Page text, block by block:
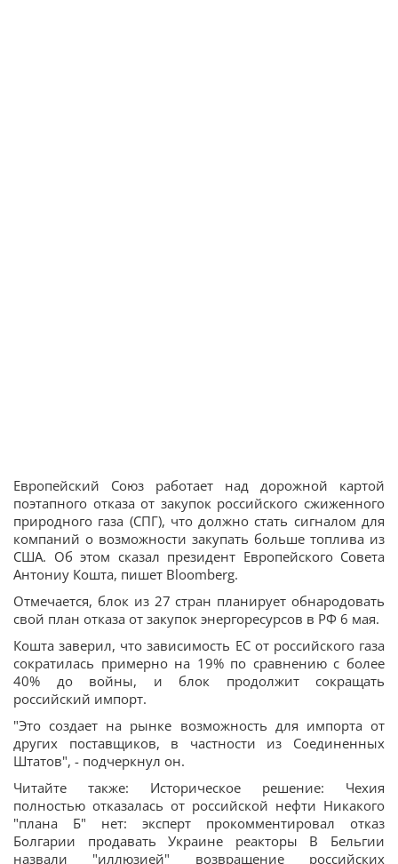
Европейский Союз работает над дорожной картой
поэтапного отказа от закупок российского сжиженного
природного газа (СПГ), что должно стать сигналом для
компаний о возможности закупать больше топлива из
США. Об этом сказал президент Европейского Совета
Антониу Кошта, пишет Bloomberg.
Отмечается, блок из 27 стран планирует обнародовать
свой план отказа от закупок энергоресурсов в РФ 6 мая.
Кошта заверил, что зависимость ЕС от российского газа
сократилась примерно на 19% по сравнению с более
40% до войны, и блок продолжит сокращать
российский импорт.
"Это создает на рынке возможность для импорта от
других поставщиков, в частности из Соединенных
Штатов", - подчеркнул он.
Читайте также: Историческое решение: Чехия
полностью отказалась от российской нефти Никакого
"плана Б" нет: эксперт прокомментировал отказ
Болгарии продавать Украине реакторы В Бельгии
назвали "иллюзией" возвращение российских